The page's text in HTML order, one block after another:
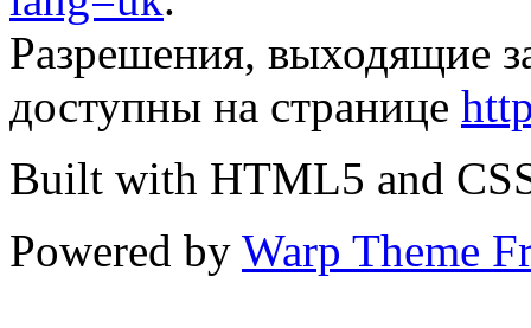
Разрешения, выходящие
доступны на странице
Built with HTML5 and
Powered by Warp Theme